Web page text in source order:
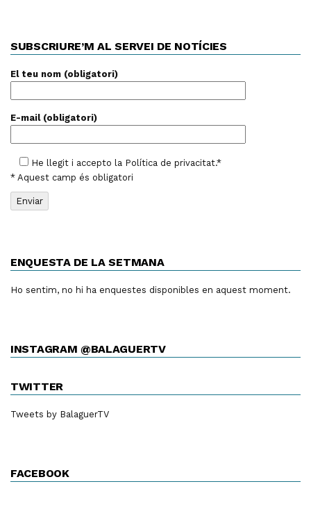
SUBSCRIURE’M AL SERVEI DE NOTÍCIES
El teu nom (obligatori)
E-mail (obligatori)
He llegit i accepto la Política de privacitat.*
* Aquest camp és obligatori
ENQUESTA DE LA SETMANA
Ho sentim, no hi ha enquestes disponibles en aquest moment.
INSTAGRAM @BALAGUERTV
TWITTER
Tweets by BalaguerTV
FACEBOOK